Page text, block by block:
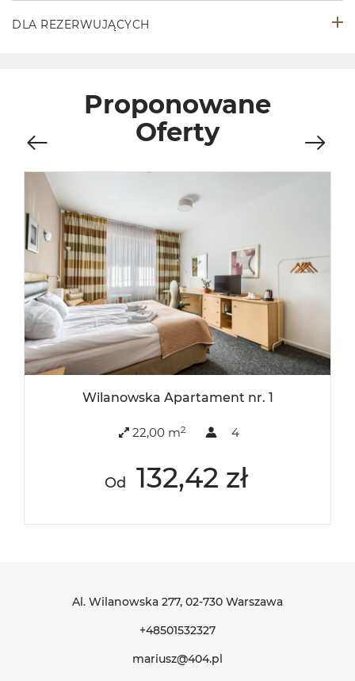
DLA REZERWUJĄCYCH
Proponowane
Oferty
Wilanowska Apartament nr. 1
22,00 m2 4
Od 132,42 zł
Al. Wilanowska 277, 02-730 Warszawa
+48501532327
mariusz@404.pl